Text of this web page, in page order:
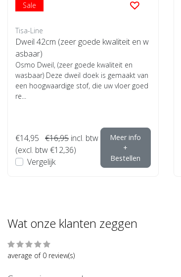
Sale
Tisa-Line
Dweil 42cm (zeer goede kwaliteit en w
asbaar)
Osmo Dweil, (zeer goede kwaliteit en
wasbaar) Deze dweil doek is gemaakt van
een hoogwaardige stof, die uw vloer goed
re...
€14,95 €16,95 incl. btw
(excl. btw €12,36)
Vergelijk
Meer info
+
Bestellen
Wat onze klanten zeggen
average of 0 review(s)